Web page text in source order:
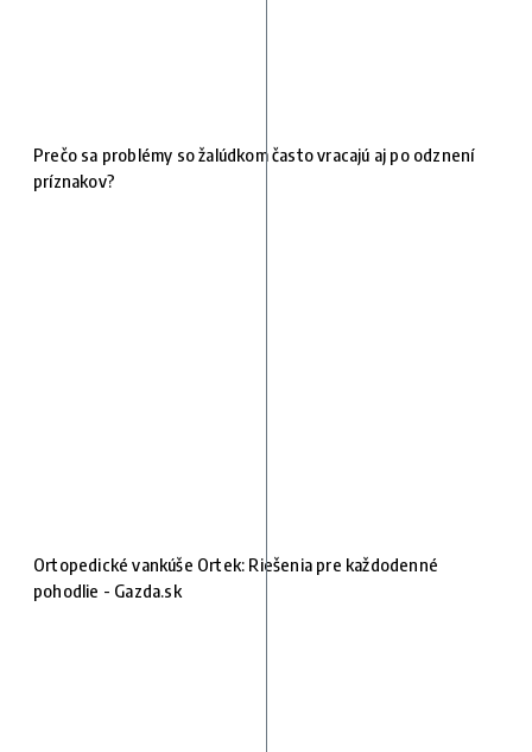
Prečo sa problémy so žalúdkom často vracajú aj po odznení
príznakov?
Ortopedické vankúše Ortek: Riešenia pre každodenné
pohodlie - Gazda.sk